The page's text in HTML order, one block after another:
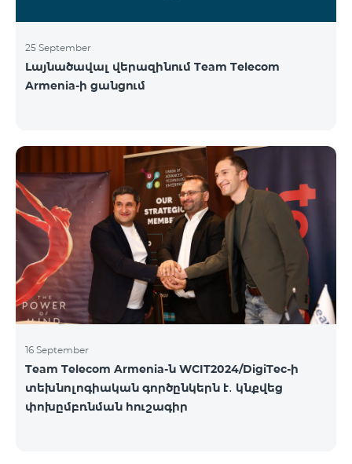
25 September
Լայնածավալ վերազինում Team Telecom
Armenia-ի ցանցում
16 September
Team Telecom Armenia-ն WCIT2024/DigiTec-ի
տեխնոլոգիական գործընկերն է․ կնքվեց
փոխըմբռնման հուշագիր